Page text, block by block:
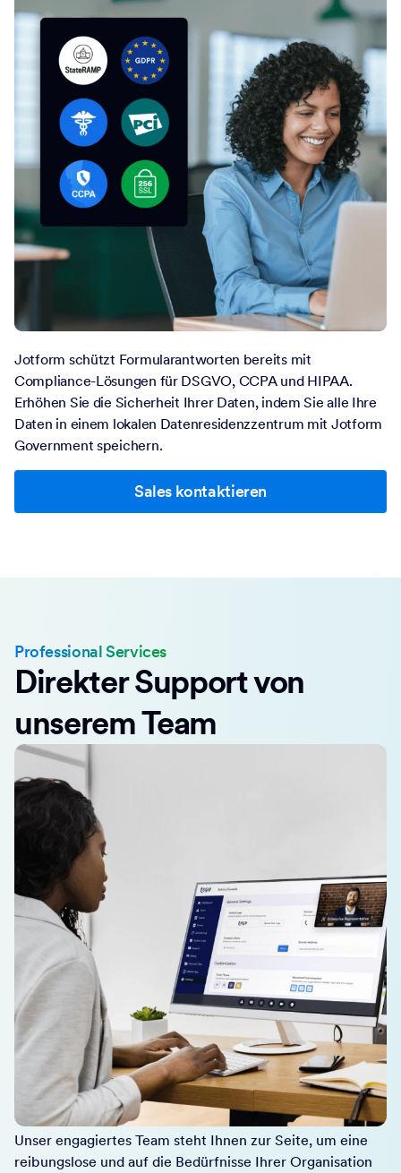
Jotform schützt Formularantworten bereits mit
Compliance-Lösungen für DSGVO, CCPA und HIPAA.
Erhöhen Sie die Sicherheit Ihrer Daten, indem Sie alle Ihre
Daten in einem lokalen Datenresidenzzentrum mit Jotform
Government speichern.
Sales kontaktieren
Professional Services
Direkter Support von
unserem Team
Unser engagiertes Team steht Ihnen zur Seite, um eine
reibungslose und auf die Bedürfnisse Ihrer Organisation